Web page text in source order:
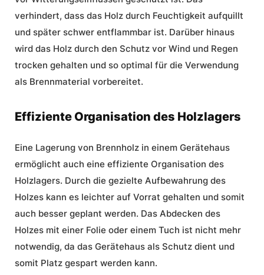
verhindert, dass das Holz durch Feuchtigkeit aufquillt
und später schwer entflammbar ist. Darüber hinaus
wird das Holz durch den Schutz vor Wind und Regen
trocken gehalten und so optimal für die Verwendung
als Brennmaterial vorbereitet.
Effiziente Organisation des Holzlagers
Eine Lagerung von Brennholz in einem Gerätehaus
ermöglicht auch eine effiziente Organisation des
Holzlagers. Durch die gezielte Aufbewahrung des
Holzes kann es leichter auf Vorrat gehalten und somit
auch besser geplant werden. Das Abdecken des
Holzes mit einer Folie oder einem Tuch ist nicht mehr
notwendig, da das Gerätehaus als Schutz dient und
somit Platz gespart werden kann.